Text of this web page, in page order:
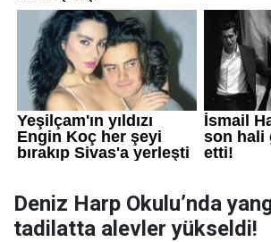
Deniz Harp Okulu’nda
tadilatta alevler yükseldi!